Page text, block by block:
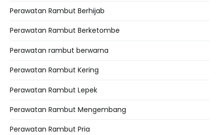
Perawatan Rambut Berhijab
Perawatan Rambut Berketombe
Perawatan rambut berwarna
Perawatan Rambut Kering
Perawatan Rambut Lepek
Perawatan Rambut Mengembang
Perawatan Rambut Pria